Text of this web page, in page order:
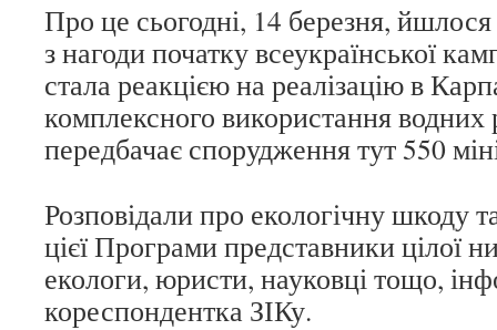
Про це сьогодні, 14 березня,
з нагоди початку всеукраїнської
стала реакцією на реалізацію в
комплексного використання водних
передбачає спорудження тут 550
Розповідали про екологічну шкоду
цієї Програми представники цілої
екологи, юристи, науковці тощо,
кореспондентка ЗІКу.